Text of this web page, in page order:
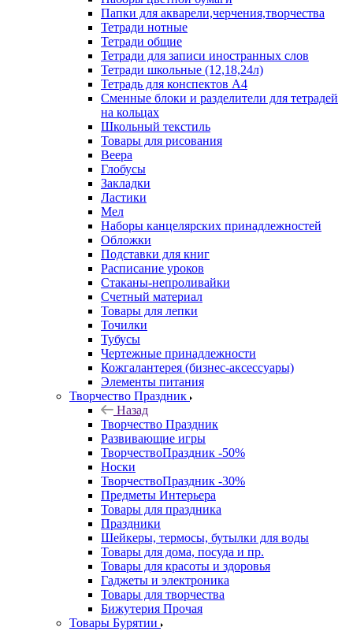
Папки для акварели,черчения,творчества
Тетради нотные
Тетради общие
Тетради для записи иностранных слов
Тетради школьные (12,18,24л)
Тетрадь для конспектов А4
Сменные блоки и разделители для тетрадей
на кольцах
Школьный текстиль
Товары для рисования
Веера
Глобусы
Закладки
Ластики
Мел
Наборы канцелярских принадлежностей
Обложки
Подставки для книг
Расписание уроков
Стаканы-непроливайки
Счетный материал
Товары для лепки
Точилки
Тубусы
Чертежные принадлежности
Кожгалантерея (бизнес-аксессуары)
Элементы питания
Творчество Праздник
Назад
Творчество Праздник
Развивающие игры
ТворчествоПраздник -50%
Носки
ТворчествоПраздник -30%
Предметы Интерьера
Товары для праздника
Праздники
Шейкеры, термосы, бутылки для воды
Товары для дома, посуда и пр.
Товары для красоты и здоровья
Гаджеты и электроника
Товары для творчества
Бижутерия Прочая
Товары Бурятии